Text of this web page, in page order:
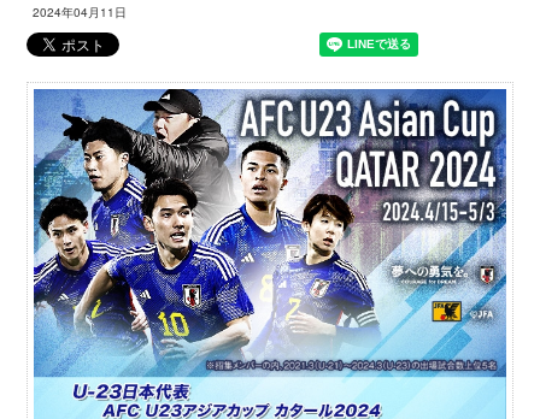
2024年04月11日